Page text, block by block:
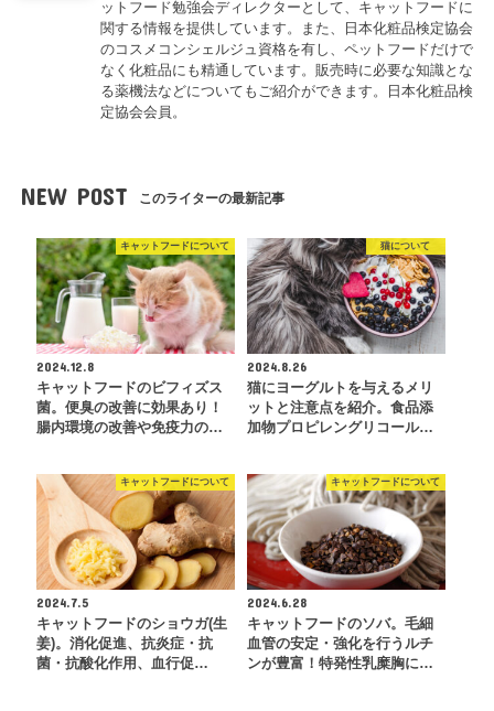
ットフード勉強会ディレクターとして、キャットフードに
関する情報を提供しています。また、日本化粧品検定協会
のコスメコンシェルジュ資格を有し、ペットフードだけで
なく化粧品にも精通しています。販売時に必要な知識とな
る薬機法などについてもご紹介ができます。日本化粧品検
定協会会員。
NEW POST このライターの最新記事
キャットフードについて
2024.12.8
キャットフードのビフィズス
菌。便臭の改善に効果あり！
腸内環境の改善や免疫力の…
猫について
2024.8.26
猫にヨーグルトを与えるメリ
ットと注意点を紹介。食品添
加物プロピレングリコール…
キャットフードについて
2024.7.5
キャットフードのショウガ(生
姜)。消化促進、抗炎症・抗
菌・抗酸化作用、血行促…
キャットフードについて
2024.6.28
キャットフードのソバ。毛細
血管の安定・強化を行うルチ
ンが豊富！特発性乳糜胸に…